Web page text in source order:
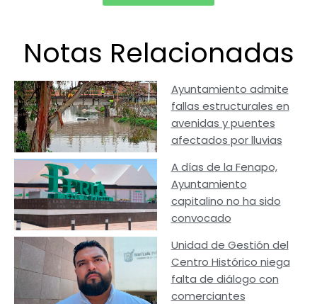
Notas Relacionadas
Ayuntamiento admite
fallas estructurales en
avenidas y puentes
afectados por lluvias
A días de la Fenapo,
Ayuntamiento
capitalino no ha sido
convocado
Unidad de Gestión del
Centro Histórico niega
falta de diálogo con
comerciantes